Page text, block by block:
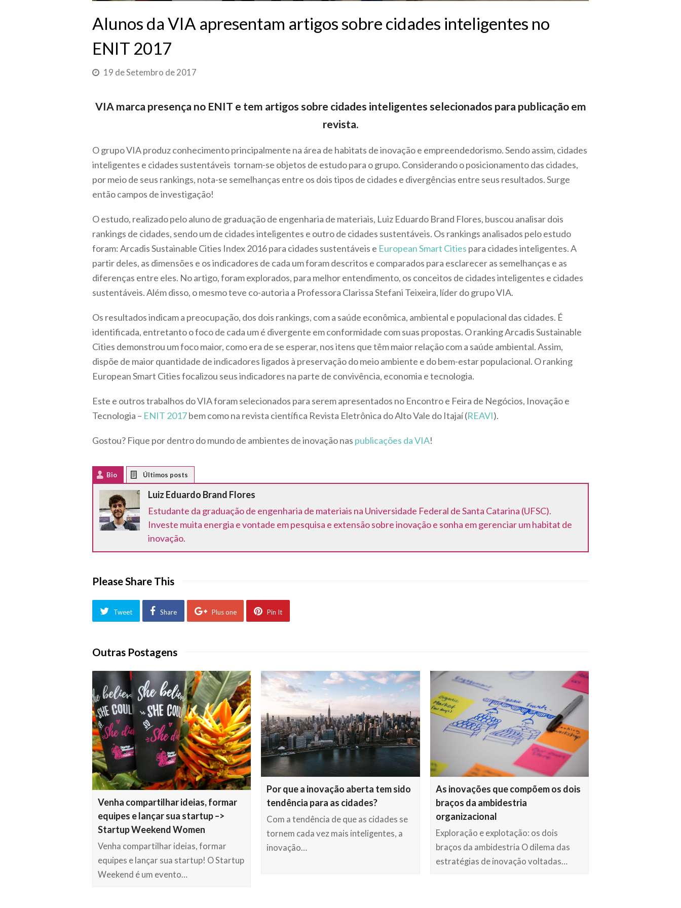
Alunos da VIA apresentam artigos sobre cidades inteligentes no
ENIT 2017
19 de Setembro de 2017
VIA marca presença no ENIT e tem artigos sobre cidades inteligentes selecionados para publicação em
revista.
O grupo VIA produz conhecimento principalmente na área de habitats de inovação e empreendedorismo. Sendo assim, cidades
inteligentes e cidades sustentáveis tornam-se objetos de estudo para o grupo. Considerando o posicionamento das cidades,
por meio de seus rankings, nota-se semelhanças entre os dois tipos de cidades e divergências entre seus resultados. Surge
então campos de investigação!
O estudo, realizado pelo aluno de graduação de engenharia de materiais, Luiz Eduardo Brand Flores, buscou analisar dois
rankings de cidades, sendo um de cidades inteligentes e outro de cidades sustentáveis. Os rankings analisados pelo estudo
foram: Arcadis Sustainable Cities Index 2016 para cidades sustentáveis e European Smart Cities para cidades inteligentes. A
partir deles, as dimensões e os indicadores de cada um foram descritos e comparados para esclarecer as semelhanças e as
diferenças entre eles. No artigo, foram explorados, para melhor entendimento, os conceitos de cidades inteligentes e cidades
sustentáveis. Além disso, o mesmo teve co-autoria a Professora Clarissa Stefani Teixeira, líder do grupo VIA.
Os resultados indicam a preocupação, dos dois rankings, com a saúde econômica, ambiental e populacional das cidades. É
identificada, entretanto o foco de cada um é divergente em conformidade com suas propostas. O ranking Arcadis Sustainable
Cities demonstrou um foco maior, como era de se esperar, nos itens que têm maior relação com a saúde ambiental. Assim,
dispõe de maior quantidade de indicadores ligados à preservação do meio ambiente e do bem-estar populacional. O ranking
European Smart Cities focalizou seus indicadores na parte de convivência, economia e tecnologia.
Este e outros trabalhos do VIA foram selecionados para serem apresentados no Encontro e Feira de Negócios, Inovação e
Tecnologia – ENIT 2017bem como na revista científica Revista Eletrônica do Alto Vale do Itajaí (REAVI).
Gostou? Fique por dentro do mundo de ambientes de inovação nas publicações da VIA!
Bio
Luiz Eduardo Brand Flores
Estudante da graduação de engenharia de materiais na Universidade Federal de Santa Catarina (UFSC).
Investe muita energia e vontade em pesquisa e extensão sobre inovação e sonha em gerenciar um habitat de
inovação.
Please Share This
Tweet Share Plus one Pin It
Outras Postagens
Venha compartilhar ideias, formar
equipes e lançar sua startup –>
Startup Weekend Women
Venha compartilhar ideias, formar
equipes e lançar sua startup! O Startup
Weekend é um evento…
Por que a inovação aberta tem sido
tendência para as cidades?
Com a tendência de que as cidades se
tornem cada vez mais inteligentes, a
inovação…
As inovações que compõem os dois
braços da ambidestria
organizacional
Exploração e explotação: os dois
braços da ambidestria O dilema das
estratégias de inovação voltadas…